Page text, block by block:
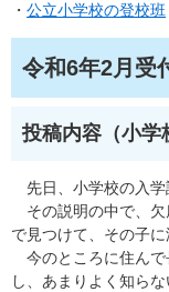
・ 公立小学校の登校班
令和6年2月受
投稿内容（小学
先日、小学校の入学
その説明の中で、欠
で見つけて、その子
今のところに住んで
し、あまりよく知ら